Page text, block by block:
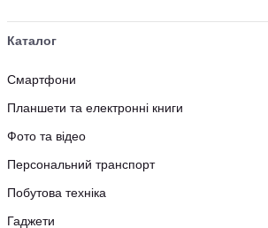
Каталог
Смартфони
Планшети та електронні книги
Фото та відео
Персональний транспорт
Побутова техніка
Гаджети